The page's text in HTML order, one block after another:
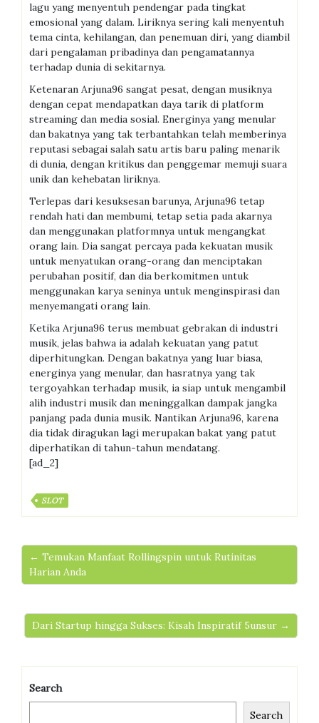
lagu yang menyentuh pendengar pada tingkat
emosional yang dalam. Liriknya sering kali menyentuh
tema cinta, kehilangan, dan penemuan diri, yang diambil
dari pengalaman pribadinya dan pengamatannya
terhadap dunia di sekitarnya.
Ketenaran Arjuna96 sangat pesat, dengan musiknya
dengan cepat mendapatkan daya tarik di platform
streaming dan media sosial. Energinya yang menular
dan bakatnya yang tak terbantahkan telah memberinya
reputasi sebagai salah satu artis baru paling menarik
di dunia, dengan kritikus dan penggemar memuji suara
unik dan kehebatan liriknya.
Terlepas dari kesuksesan barunya, Arjuna96 tetap
rendah hati dan membumi, tetap setia pada akarnya
dan menggunakan platformnya untuk mengangkat
orang lain. Dia sangat percaya pada kekuatan musik
untuk menyatukan orang-orang dan menciptakan
perubahan positif, dan dia berkomitmen untuk
menggunakan karya seninya untuk menginspirasi dan
menyemangati orang lain.
Ketika Arjuna96 terus membuat gebrakan di industri
musik, jelas bahwa ia adalah kekuatan yang patut
diperhitungkan. Dengan bakatnya yang luar biasa,
energinya yang menular, dan hasratnya yang tak
tergoyahkan terhadap musik, ia siap untuk mengambil
alih industri musik dan meninggalkan dampak jangka
panjang pada dunia musik. Nantikan Arjuna96, karena
dia tidak diragukan lagi merupakan bakat yang patut
diperhatikan di tahun-tahun mendatang.
[ad_2]
SLOT
← Temukan Manfaat Rollingspin untuk Rutinitas
Harian Anda
Dari Startup hingga Sukses: Kisah Inspiratif 5unsur →
Search
Search